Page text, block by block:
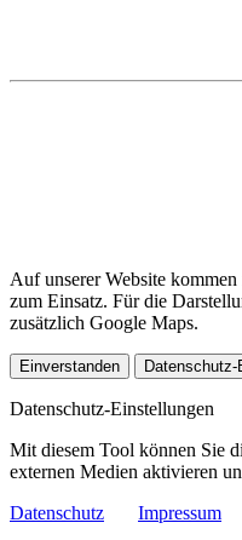
Auf unserer Website
zum Einsatz. Für die
zusätzlich Google Maps.
Einverstanden
Datenschutz-Einstellungen
Mit diesem Tool können Sie
externen Medien aktivieren
Datenschutz
Impressum